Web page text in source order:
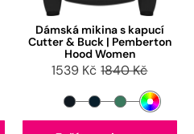
Dámská mikina s kapucí
Cutter & Buck | Pemberton
Hood Women
1539 Kč 1840 Kč